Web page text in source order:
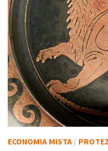
ECONOMIA MISTA/